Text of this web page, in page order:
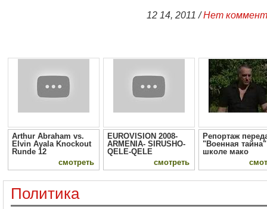
12 14, 2011 /Нет
Arthur Abraham vs.
Elvin Ayala Knockout
Runde 12
смотреть
EUROVISION 2008-
ARMENIA- SIRUSHO-
QELE-QELE
смотреть
Репортаж
"Военная
школе мако
Политика